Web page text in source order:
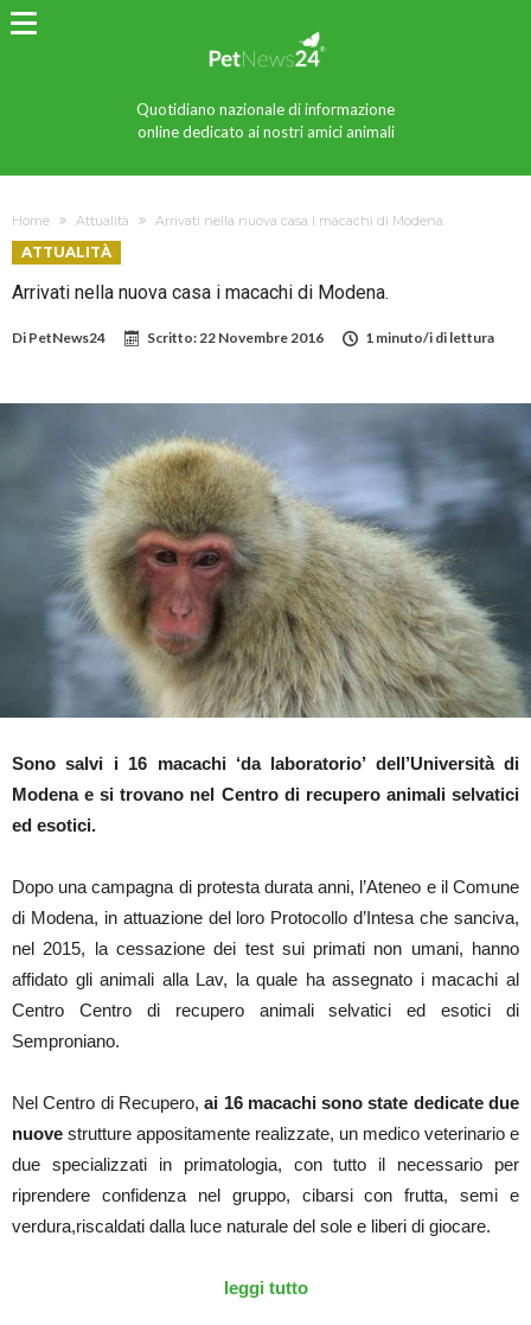
Quotidiano nazionale di informazione
online dedicato ai nostri amici animali
Home Attualità Arrivati nella nuova casa i macachi di Modena.
ATTUALITÀ
Arrivati nella nuova casa i macachi di Modena.
Di PetNews24 Scritto:22 Novembre 2016 1 minuto/i di lettura
Sono salvi i 16 macachi ‘da laboratorio’ dell’Università di
Modena e si trovano nel Centro di recupero animali selvatici
ed esotici.
Dopo una campagna di protesta durata anni, l’Ateneo e il Comune
di Modena, in attuazione del loro Protocollo d’Intesa che sanciva,
nel 2015, la cessazione dei test sui primati non umani, hanno
affidato gli animali alla Lav, la quale ha assegnato i macachi al
Centro Centro di recupero animali selvatici ed esotici di
Semproniano.
Nel Centro di Recupero,ai 16 macachi sono state dedicate due
nuove strutture appositamente realizzate, un medico veterinario e
due specializzati in primatologia, con tutto il necessario per
riprendere confidenza nel gruppo, cibarsi con frutta, semi e
verdura,riscaldati dalla luce naturale del sole e liberi di giocare.
leggi tutto